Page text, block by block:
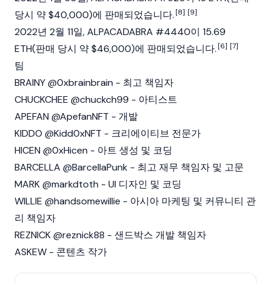
당시 약 $40,000)에 판매되었습니다.[8] [9]
2022년 2월 11일, ALPACADABRA #4440이 15.69
ETH(판매 당시 약 $46,000)에 판매되었습니다.[6] [7]
팀
BRAINY @0xbrainbrain - 최고 책임자
CHUCKCHEE @chuckch99 - 아티스트
APEFAN @ApefanNFT - 개발
KIDDO @Kidd0xNFT - 크리에이티브 전문가
HICEN @0xHicen - 아트 생성 및 코딩
BARCELLA @BarcellaPunk - 최고 재무 책임자 및 고문
MARK @markdtoth - UI 디자인 및 코딩
WILLIE @handsomewillie - 아시아 마케팅 및 커뮤니티 관
리 책임자
REZNICK @reznick88 - 샌드박스 개발 책임자
ASKEW - 콘텐츠 작가